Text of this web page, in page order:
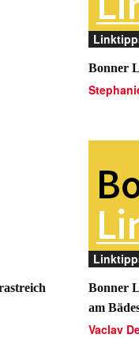
Bonner
Bonner
am
Vaclav